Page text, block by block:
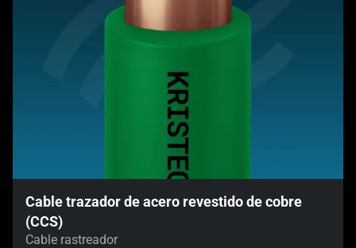
Cable trazador de acero revestido de cobre
(CCS)
Cable rastreador